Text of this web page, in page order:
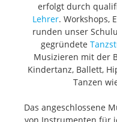
erfolgt durch
Lehrer. Workshops,
runden unser
gegründete
Musizieren mit der
Kindertanz, Ballett,
Tanzen
Das angeschlossene